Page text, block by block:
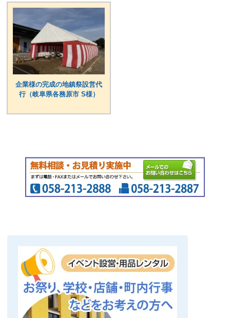
企業様の完成の地鎮祭設営代
行（岐阜県各務原市 S様）